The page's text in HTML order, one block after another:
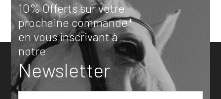
10% Offerts sur votre
prochaine commande*
en vous inscrivant à
notre
Newsletter